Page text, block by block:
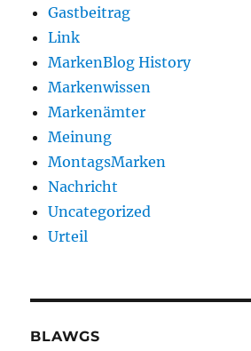
Gastbeitrag
Link
MarkenBlog History
Markenwissen
Markenämter
Meinung
MontagsMarken
Nachricht
Uncategorized
Urteil
BLAWGS